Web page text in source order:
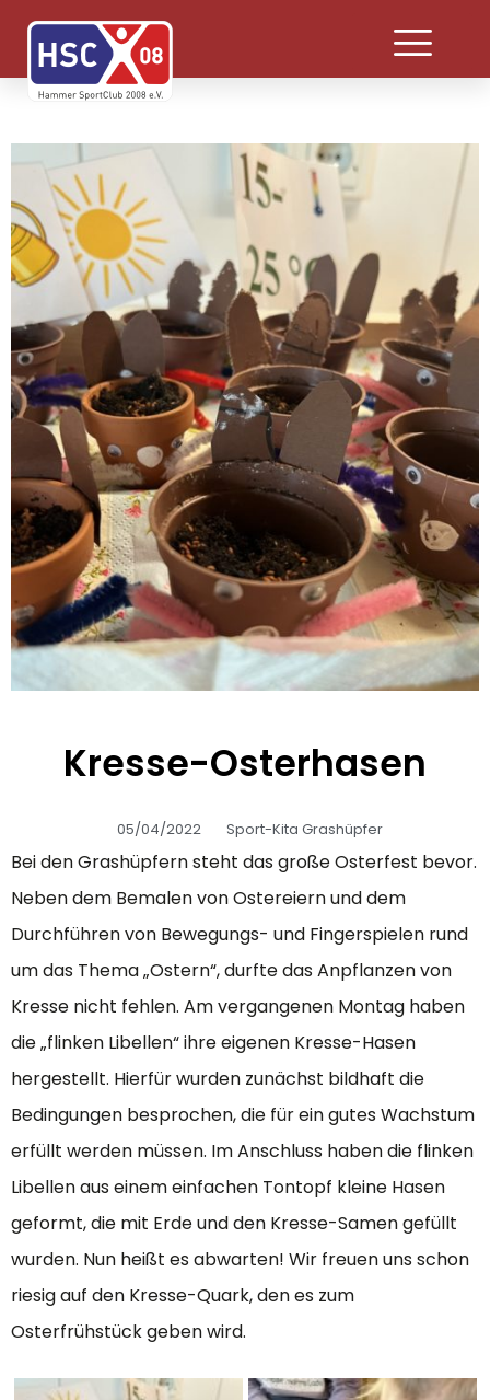
Kresse-Osterhasen
05/04/2022 Sport-Kita Grashüpfer
Bei den Grashüpfern steht das große Osterfest bevor.
Neben dem Bemalen von Ostereiern und dem
Durchführen von Bewegungs- und Fingerspielen rund
um das Thema „Ostern“, durfte das Anpflanzen von
Kresse nicht fehlen. Am vergangenen Montag haben
die „flinken Libellen“ ihre eigenen Kresse-Hasen
hergestellt. Hierfür wurden zunächst bildhaft die
Bedingungen besprochen, die für ein gutes Wachstum
erfüllt werden müssen. Im Anschluss haben die flinken
Libellen aus einem einfachen Tontopf kleine Hasen
geformt, die mit Erde und den Kresse-Samen gefüllt
wurden. Nun heißt es abwarten! Wir freuen uns schon
riesig auf den Kresse-Quark, den es zum
Osterfrühstück geben wird.